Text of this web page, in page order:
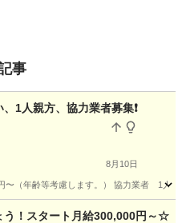
事
1人親方、協力業者募集❗️
8月10日
〜（年齢等考慮します。） 協力業者 1人
鳶職 足場
う！スタート月給300,000円～☆